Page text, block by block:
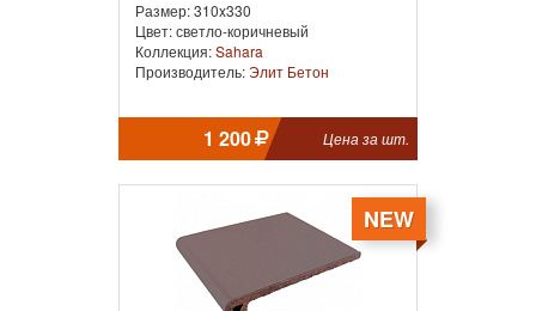
Размер: 310x330
Цвет: светло-коричневый
Коллекция:Sahara
Производитель:Элит Бетон
1 200 Цена за шт.
NEW